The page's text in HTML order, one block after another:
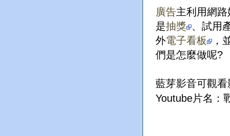
廣告主利用網
是抽獎 、試用
外電子看板
，
們是怎麼做呢?
藍芽影音可觀
Youtube片名：